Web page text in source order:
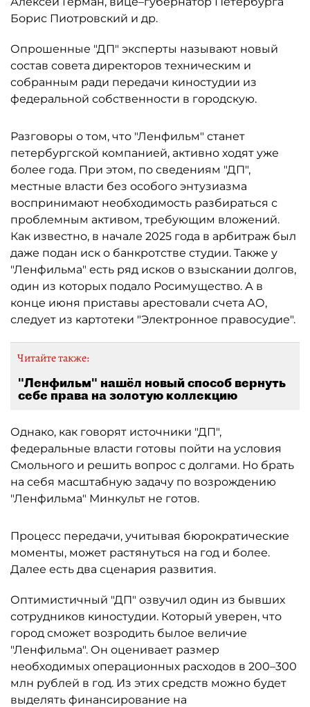
Борис Пиотровский и др.
Опрошенные "ДП" эксперты называют новый
состав совета директоров техническим и
собранным ради передачи киностудии из
федеральной собственности в городскую.
Разговоры о том, что "Ленфильм" станет
петербургской компанией, активно ходят уже
более года. При этом, по сведениям "ДП",
местные власти без особого энтузиазма
воспринимают необходимость разбираться с
проблемным активом, требующим вложений.
Как известно, в начале 2025 года в арбитраж был
даже подан иск о банкротстве студии. Также у
"Ленфильма" есть ряд исков о взыскании долгов,
один из которых подало Росимущество. А в
конце июня приставы арестовали счета АО,
следует из картотеки "Электронное правосудие".
Читайте также:
"Ленфильм" нашёл новый способ вернуть
себе права на золотую коллекцию
Однако, как говорят источники "ДП",
федеральные власти готовы пойти на условия
Смольного и решить вопрос с долгами. Но брать
на себя масштабную задачу по возрождению
"Ленфильма" Минкульт не готов.
Процесс передачи, учитывая бюрократические
моменты, может растянуться на год и более.
Далее есть два сценария развития.
Оптимистичный "ДП" озвучил один из бывших
сотрудников киностудии. Который уверен, что
город сможет возродить былое величие
"Ленфильма". Он оценивает размер
необходимых операционных расходов в 200–300
млн рублей в год. Из этих средств можно будет
выделять финансирование на